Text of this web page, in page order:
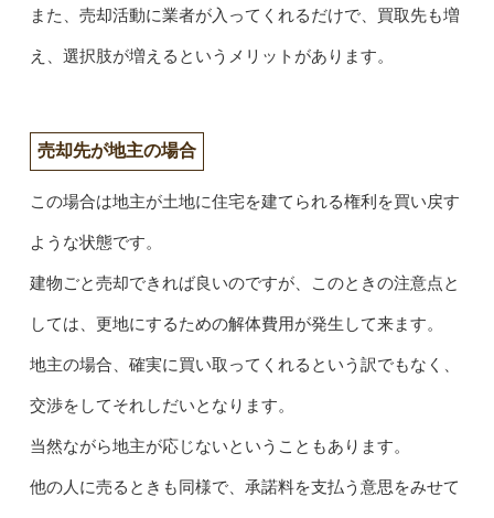
また、売却活動に業者が入ってくれるだけで、買取先も増
え、選択肢が増えるというメリットがあります。
売却先が地主の場合
この場合は地主が土地に住宅を建てられる権利を買い戻す
ような状態です。
建物ごと売却できれば良いのですが、このときの注意点と
しては、更地にするための解体費用が発生して来ます。
地主の場合、確実に買い取ってくれるという訳でもなく、
交渉をしてそれしだいとなります。
当然ながら地主が応じないということもあります。
他の人に売るときも同様で、承諾料を支払う意思をみせて